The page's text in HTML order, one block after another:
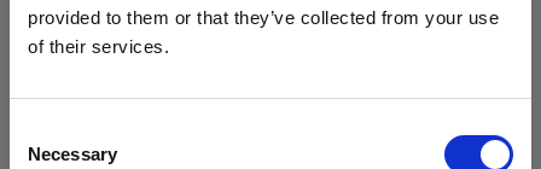
provided to them or that they’ve collected from your use
of their services.
Selection
Necessary
地域を変更しますか？
ストロボの再生品はこちら